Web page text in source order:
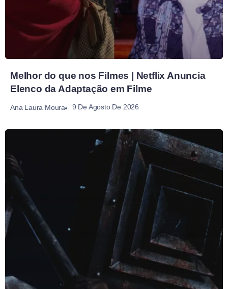
Melhor do que nos Filmes | Netflix Anuncia
Elenco da Adaptação em Filme
Ana Laura Moura 9 De Agosto De 2026